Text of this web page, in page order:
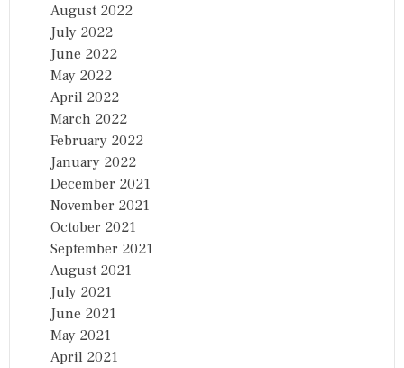
August 2022
July 2022
June 2022
May 2022
April 2022
March 2022
February 2022
January 2022
December 2021
November 2021
October 2021
September 2021
August 2021
July 2021
June 2021
May 2021
April 2021